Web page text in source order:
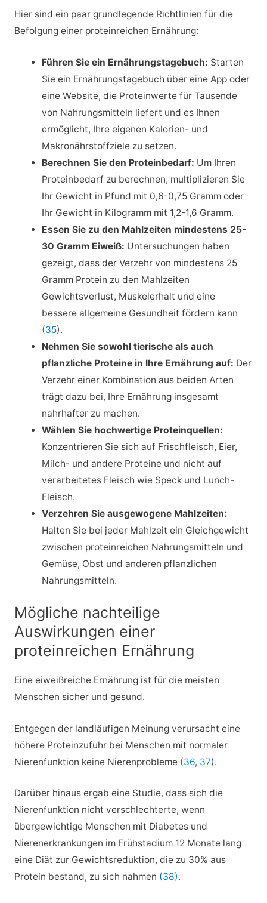
Hier sind ein paar grundlegende Richtlinien für die
Befolgung einer proteinreichen Ernährung:
Führen Sie ein Ernährungstagebuch: Starten
Sie ein Ernährungstagebuch über eine App oder
eine Website, die Proteinwerte für Tausende
von Nahrungsmitteln liefert und es Ihnen
ermöglicht, Ihre eigenen Kalorien- und
Makronährstoffziele zu setzen.
Berechnen Sie den Proteinbedarf: Um Ihren
Proteinbedarf zu berechnen, multiplizieren Sie
Ihr Gewicht in Pfund mit 0,6-0,75 Gramm oder
Ihr Gewicht in Kilogramm mit 1,2-1,6 Gramm.
Essen Sie zu den Mahlzeiten mindestens 25-
30 Gramm Eiweiß: Untersuchungen haben
gezeigt, dass der Verzehr von mindestens 25
Gramm Protein zu den Mahlzeiten
Gewichtsverlust, Muskelerhalt und eine
bessere allgemeine Gesundheit fördern kann
(35).
Nehmen Sie sowohl tierische als auch
pflanzliche Proteine in Ihre Ernährung auf: Der
Verzehr einer Kombination aus beiden Arten
trägt dazu bei, Ihre Ernährung insgesamt
nahrhafter zu machen.
Wählen Sie hochwertige Proteinquellen:
Konzentrieren Sie sich auf Frischfleisch, Eier,
Milch- und andere Proteine und nicht auf
verarbeitetes Fleisch wie Speck und Lunch-
Fleisch.
Verzehren Sie ausgewogene Mahlzeiten:
Halten Sie bei jeder Mahlzeit ein Gleichgewicht
zwischen proteinreichen Nahrungsmitteln und
Gemüse, Obst und anderen pflanzlichen
Nahrungsmitteln.
Mögliche nachteilige
Auswirkungen einer
proteinreichen Ernährung
Eine eiweißreiche Ernährung ist für die meisten
Menschen sicher und gesund.
Entgegen der landläufigen Meinung verursacht eine
höhere Proteinzufuhr bei Menschen mit normaler
Nierenfunktion keine Nierenprobleme(36, 37).
Darüber hinaus ergab eine Studie, dass sich die
Nierenfunktion nicht verschlechterte, wenn
übergewichtige Menschen mit Diabetes und
Nierenerkrankungen im Frühstadium 12 Monate lang
eine Diät zur Gewichtsreduktion, die zu 30% aus
Protein bestand, zu sich nahmen (38).